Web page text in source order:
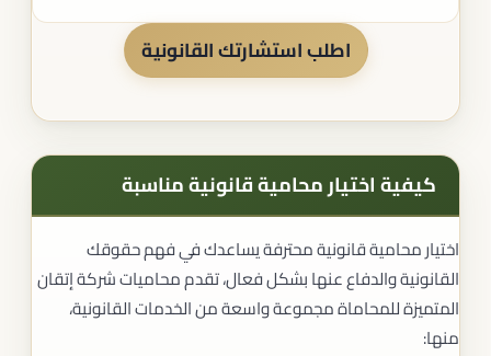
اطلب استشارتك القانونية
كيفية اختيار محامية قانونية مناسبة
اختيار محامية قانونية محترفة يساعدك في فهم حقوقك
القانونية والدفاع عنها بشكل فعال، تقدم محاميات شركة إتقان
المتميزة للمحاماة مجموعة واسعة من الخدمات القانونية،
منها: